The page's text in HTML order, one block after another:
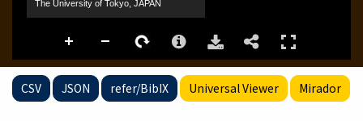
CSV JSON refer/BibIX Universal Viewer Mirador